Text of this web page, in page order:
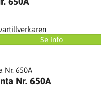
Se info
Nr. 650A